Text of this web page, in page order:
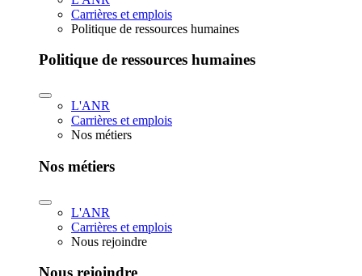
Carrières et emplois
Politique de ressources humaines
Politique de ressources humaines
L'ANR
Carrières et emplois
Nos métiers
Nos métiers
L'ANR
Carrières et emplois
Nous rejoindre
Nous rejoindre